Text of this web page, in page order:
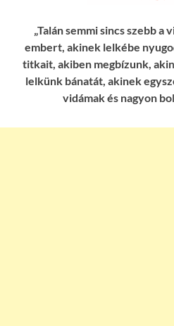
„Talán semmi sincs szebb a
embert, akinek lelkébe
titkait, akiben megbízunk,
lelkünk bánatát, akinek
vidámak és nagyon